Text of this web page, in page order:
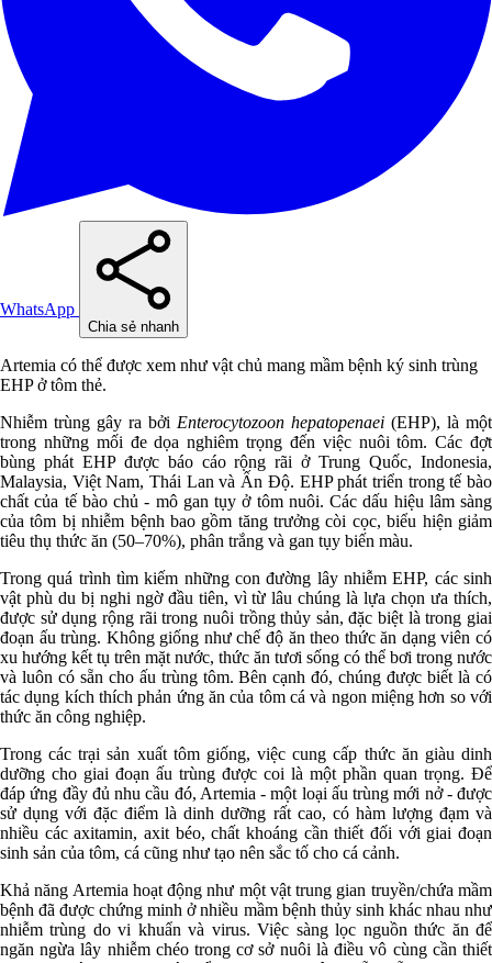
WhatsApp
Chia sẻ nhanh
Artemia có thể được xem như vật chủ mang mầm bệnh ký sinh trùng
EHP ở tôm thẻ.
Nhiễm trùng gây ra bởi Enterocytozoon hepatopenaei (EHP), là một
trong những mối đe dọa nghiêm trọng đến việc nuôi tôm. Các đợt
bùng phát EHP được báo cáo rộng rãi ở Trung Quốc, Indonesia,
Malaysia, Việt Nam, Thái Lan và Ấn Độ. EHP phát triển trong tế bào
chất của tế bào chủ - mô gan tụy ở tôm nuôi. Các dấu hiệu lâm sàng
của tôm bị nhiễm bệnh bao gồm tăng trưởng còi cọc, biểu hiện giảm
tiêu thụ thức ăn (50–70%), phân trắng và gan tụy biến màu.
Trong quá trình tìm kiếm những con đường lây nhiễm EHP, các sinh
vật phù du bị nghi ngờ đầu tiên, vì từ lâu chúng là lựa chọn ưa thích,
được sử dụng rộng rãi trong nuôi trồng thủy sản, đặc biệt là trong giai
đoạn ấu trùng. Không giống như chế độ ăn theo thức ăn dạng viên có
xu hướng kết tụ trên mặt nước, thức ăn tươi sống có thể bơi trong nước
và luôn có sẵn cho ấu trùng tôm. Bên cạnh đó, chúng được biết là có
tác dụng kích thích phản ứng ăn của tôm cá và ngon miệng hơn so với
thức ăn công nghiệp.
Trong các trại sản xuất tôm giống, việc cung cấp thức ăn giàu dinh
dưỡng cho giai đoạn ấu trùng được coi là một phần quan trọng. Để
đáp ứng đầy đủ nhu cầu đó, Artemia - một loại ấu trùng mới nở - được
sử dụng với đặc điểm là dinh dưỡng rất cao, có hàm lượng đạm và
nhiều các axitamin, axit béo, chất khoáng cần thiết đối với giai đoạn
sinh sản của tôm, cá cũng như tạo nên sắc tố cho cá cảnh.
Khả năng Artemia hoạt động như một vật trung gian truyền/chứa mầm
bệnh đã được chứng minh ở nhiều mầm bệnh thủy sinh khác nhau như
nhiễm trùng do vi khuẩn và virus. Việc sàng lọc nguồn thức ăn để
ngăn ngừa lây nhiễm chéo trong cơ sở nuôi là điều vô cùng cần thiết